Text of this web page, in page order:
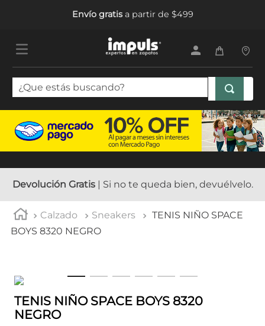
Envío gratisa partir de $499
¿Que estás buscando?
Devolución Gratis| Si no te queda bien, devuélvelo.
Calzado Sneakers
TENIS NIÑO SPACE
BOYS 8320 NEGRO
TENIS NIÑO SPACE BOYS 8320
NEGRO
TÉRMINOS MÁS BUSCADOS
1.
sandalias mujer
tenis hombre
5. tenis